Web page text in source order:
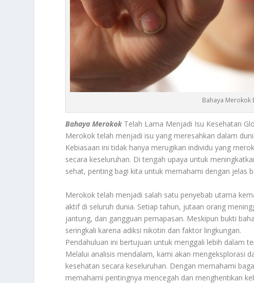
Bahaya Merokok
Bahaya MerokokTelah Lama Menjadi Isu Kesehatan
Merokok telah menjadi isu yang meresahkan dalam
Kebiasaan ini tidak hanya merugikan individu yang
secara keseluruhan. Di tengah upaya untuk
sehat, penting bagi kita untuk memahami dengan jelas
Merokok telah menjadi salah satu penyebab utama
aktif di seluruh dunia. Setiap tahun, jutaan orang
jantung, dan gangguan pernapasan. Meskipun bukti
seringkali karena adiksi nikotin dan faktor lingkungan.
Pendahuluan ini bertujuan untuk menggali lebih dalam
Melalui analisis mendalam, kami akan mengeksplorasi
kesehatan secara keseluruhan. Dengan memahami
memahami pentingnya mencegah dan menghentikan